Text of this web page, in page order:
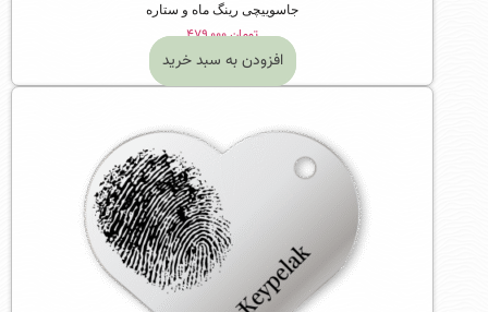
جاسوییچی رینگ ماه و ستاره
تومان۴۷۹,۰۰۰
افزودن به سبد خرید